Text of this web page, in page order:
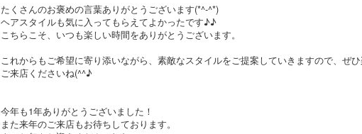
たくさんのお褒めの言葉ありがとうございます(*^-^*)
ヘアスタイルも気に入ってもらえてよかったです♪♪
こちらこそ、いつも楽しい時間をありがとうございます。
これからもご希望に寄り添いながら、素敵なスタイルをご提案していきますので、ぜ
ご来店くださいね(^^♪
今年も1年ありがとうございました！
また来年のご来店もお待ちしております。